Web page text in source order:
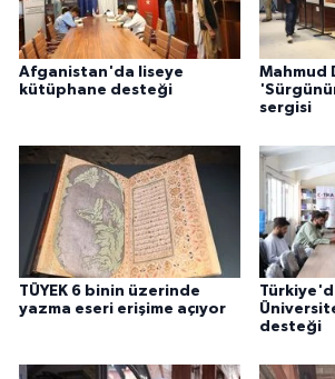
Afganistan'da liseye
kütüphane desteği
Mahmud
sergisi
TÜYEK 6 binin üzerinde
yazma eseri erişime açıyor
desteği